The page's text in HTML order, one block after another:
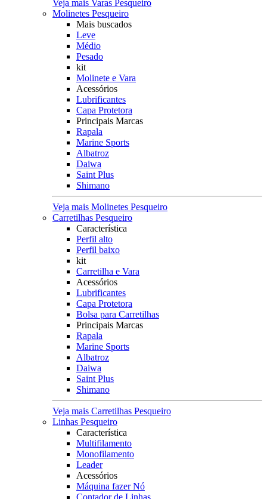
Veja mais Varas Pesqueiro
Molinetes Pesqueiro
Mais buscados
Leve
Médio
Pesado
kit
Molinete e Vara
Acessórios
Lubrificantes
Capa Protetora
Principais Marcas
Rapala
Marine Sports
Albatroz
Daiwa
Saint Plus
Shimano
Veja mais Molinetes Pesqueiro
Carretilhas Pesqueiro
Característica
Perfil alto
Perfil baixo
kit
Carretilha e Vara
Acessórios
Lubrificantes
Capa Protetora
Bolsa para Carretilhas
Principais Marcas
Rapala
Marine Sports
Albatroz
Daiwa
Saint Plus
Shimano
Veja mais Carretilhas Pesqueiro
Linhas Pesqueiro
Característica
Multifilamento
Monofilamento
Leader
Acessórios
Máquina fazer Nó
Contador de Linhas